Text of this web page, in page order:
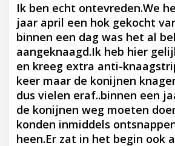
Ik ben echt ontevreden.We
jaar april een hok gekocht
binnen een dag was het al
aangeknaagd.Ik heb hier
en kreeg extra anti-
keer maar de konijnen
dus vielen eraf..binnen een
de konijnen weg moeten
konden inmiddels
heen.Er zat in het begin ook